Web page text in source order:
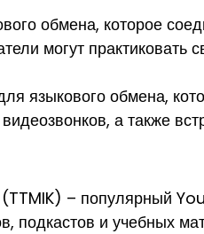
обмена, которое
могут
обмена,
а также
– популярный
подкастов и учебных